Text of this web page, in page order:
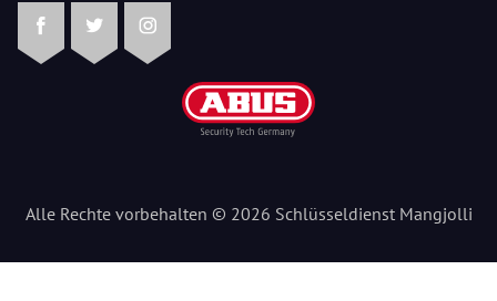
FacebookTwitterInstagram
Alle Rechte vorbehalten © 2026 Schlüsseldienst Mangjolli